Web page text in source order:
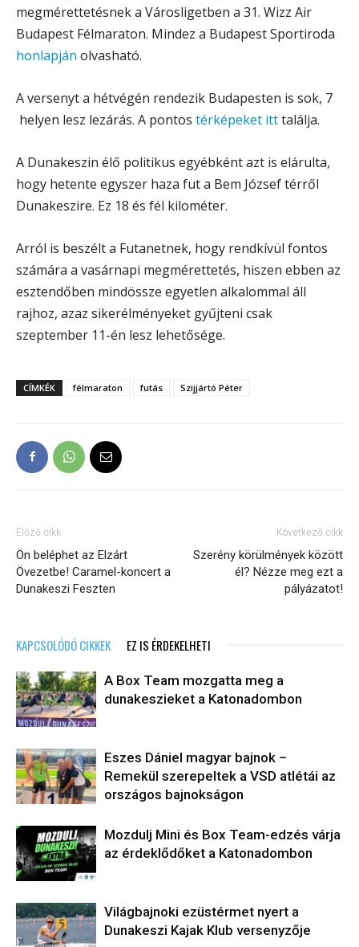
megmérettetésnek a Városligetben a 31. Wizz Air
Budapest Félmaraton. Mindez a Budapest Sportiroda
honlapján olvasható.
A versenyt a hétvégén rendezik Budapesten is sok, 7
helyen lesz lezárás. A pontos térképeket itttalálja.
A Dunakeszin élő politikus egyébként azt is elárulta,
hogy hetente egyszer haza fut a Bem József térről
Dunakeszire. Ez 18 és fél kilométer.
Arról is beszélt a Futanetnek, hogy rendkívül fontos
számára a vasárnapi megmérettetés, hiszen ebben az
esztendőben mindössze egyetlen alkalommal áll
rajhoz, azaz sikerélményeket gyűjteni csak
szeptember 11-én lesz lehetősége.
CÍMKÉK félmaraton futás Szijjártó Péter
Előző cikk
Ön beléphet az Elzárt
Övezetbe! Caramel-koncert a
Dunakeszi Feszten
Következő cikk
Szerény körülmények között
él? Nézze meg ezt a
pályázatot!
KAPCSOLÓDÓ CIKKEK EZ IS ÉRDEKELHETI
A Box Team mozgatta meg a
dunakeszieket a Katonadombon
Eszes Dániel magyar bajnok –
Remekül szerepeltek a VSD atlétái az
országos bajnokságon
Mozdulj Mini és Box Team-edzés várja
az érdeklődőket a Katonadombon
Világbajnoki ezüstérmet nyert a
Dunakeszi Kajak Klub versenyzője